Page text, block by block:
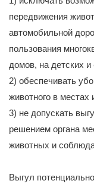
передвижения
автомобильной
пользования
домов, на детских
2) обеспечивать
животного в местах
3) не допускать
решением органа
животных и
Выгул